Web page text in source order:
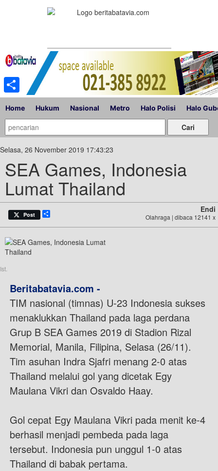
Home Hukum Nasional Metro Halo Polisi Halo
Selasa, 26 November 2019 17:43:23
SEA Games, Indonesia
Lumat Thailand
Post
Endi
Olahraga | dibaca 12141 x
Ist.
Beritabatavia.com -
TIM nasional (timnas) U-23 Indonesia sukses
menaklukkan Thailand pada laga perdana
Grup B SEA Games 2019 di Stadion Rizal
Memorial, Manila, Filipina, Selasa (26/11).
Tim asuhan Indra Sjafri menang 2-0 atas
Thailand melalui gol yang dicetak Egy
Maulana Vikri dan Osvaldo Haay.
Gol cepat Egy Maulana Vikri pada menit ke-4
berhasil menjadi pembeda pada laga
tersebut. Indonesia pun unggul 1-0 atas
Thailand di babak pertama.
Share